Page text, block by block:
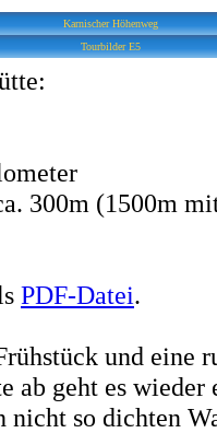
Karnischer Höhenweg
Tourbilder E5
300m (1500m
PDF-Datei.
und eine
ab geht es
nicht so dichten